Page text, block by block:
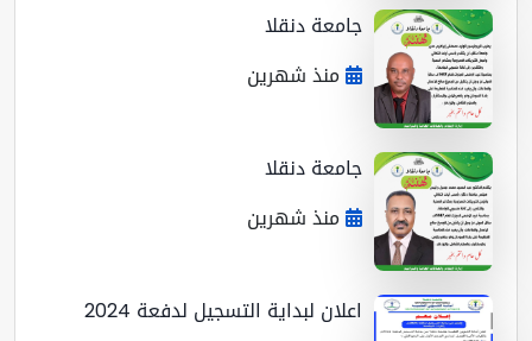
جامعة دنقلا
منذ شهرين
جامعة دنقلا
منذ شهرين
اعلان لبداية التسجيل لدفعة 2024